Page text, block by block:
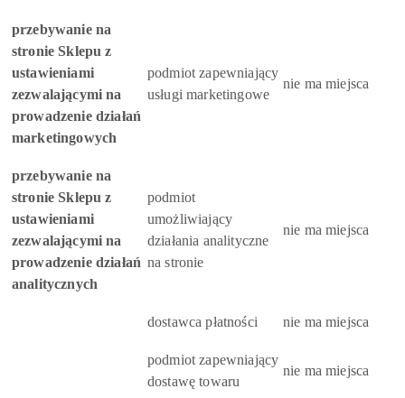
przebywanie na
stronie Sklepu z
ustawieniami
zezwalającymi na
prowadzenie działań
marketingowych
podmiot zapewniający
usługi marketingowe
nie ma miejsca
przebywanie na
stronie Sklepu z
ustawieniami
zezwalającymi na
prowadzenie działań
analitycznych
podmiot
umożliwiający
działania analityczne
na stronie
nie ma miejsca
dostawca płatności nie ma miejsca
podmiot zapewniający
dostawę towaru
nie ma miejsca